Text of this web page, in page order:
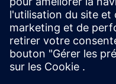
Stornierung
Bitte stornieren Sie